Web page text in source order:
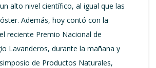
alto nivel científico, al igual que las
Además, hoy contó con la
reciente Premio Nacional de
Lavanderos, durante la mañana y
de Productos Naturales,